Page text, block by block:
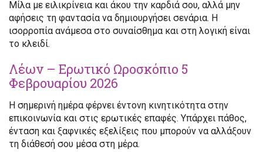
Μίλα με ειλικρίνεια και άκου την καρδιά σου, αλλά μην
αφήσεις τη φαντασία να δημιουργήσει σενάρια. Η
ισορροπία ανάμεσα στο συναίσθημα και στη λογική είναι
το κλειδί.
Λέων – Ερωτικό Ωροσκόπιο 5
Φεβρουαρίου 2026
Η σημερινή ημέρα φέρνει έντονη κινητικότητα στην
επικοινωνία και στις ερωτικές επαφές. Υπάρχει πάθος,
ένταση και ξαφνικές εξελίξεις που μπορούν να αλλάξουν
τη διάθεσή σου μέσα στη μέρα.